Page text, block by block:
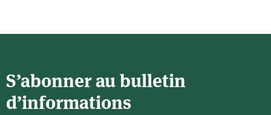
S’abonner au bulletin
d’informations